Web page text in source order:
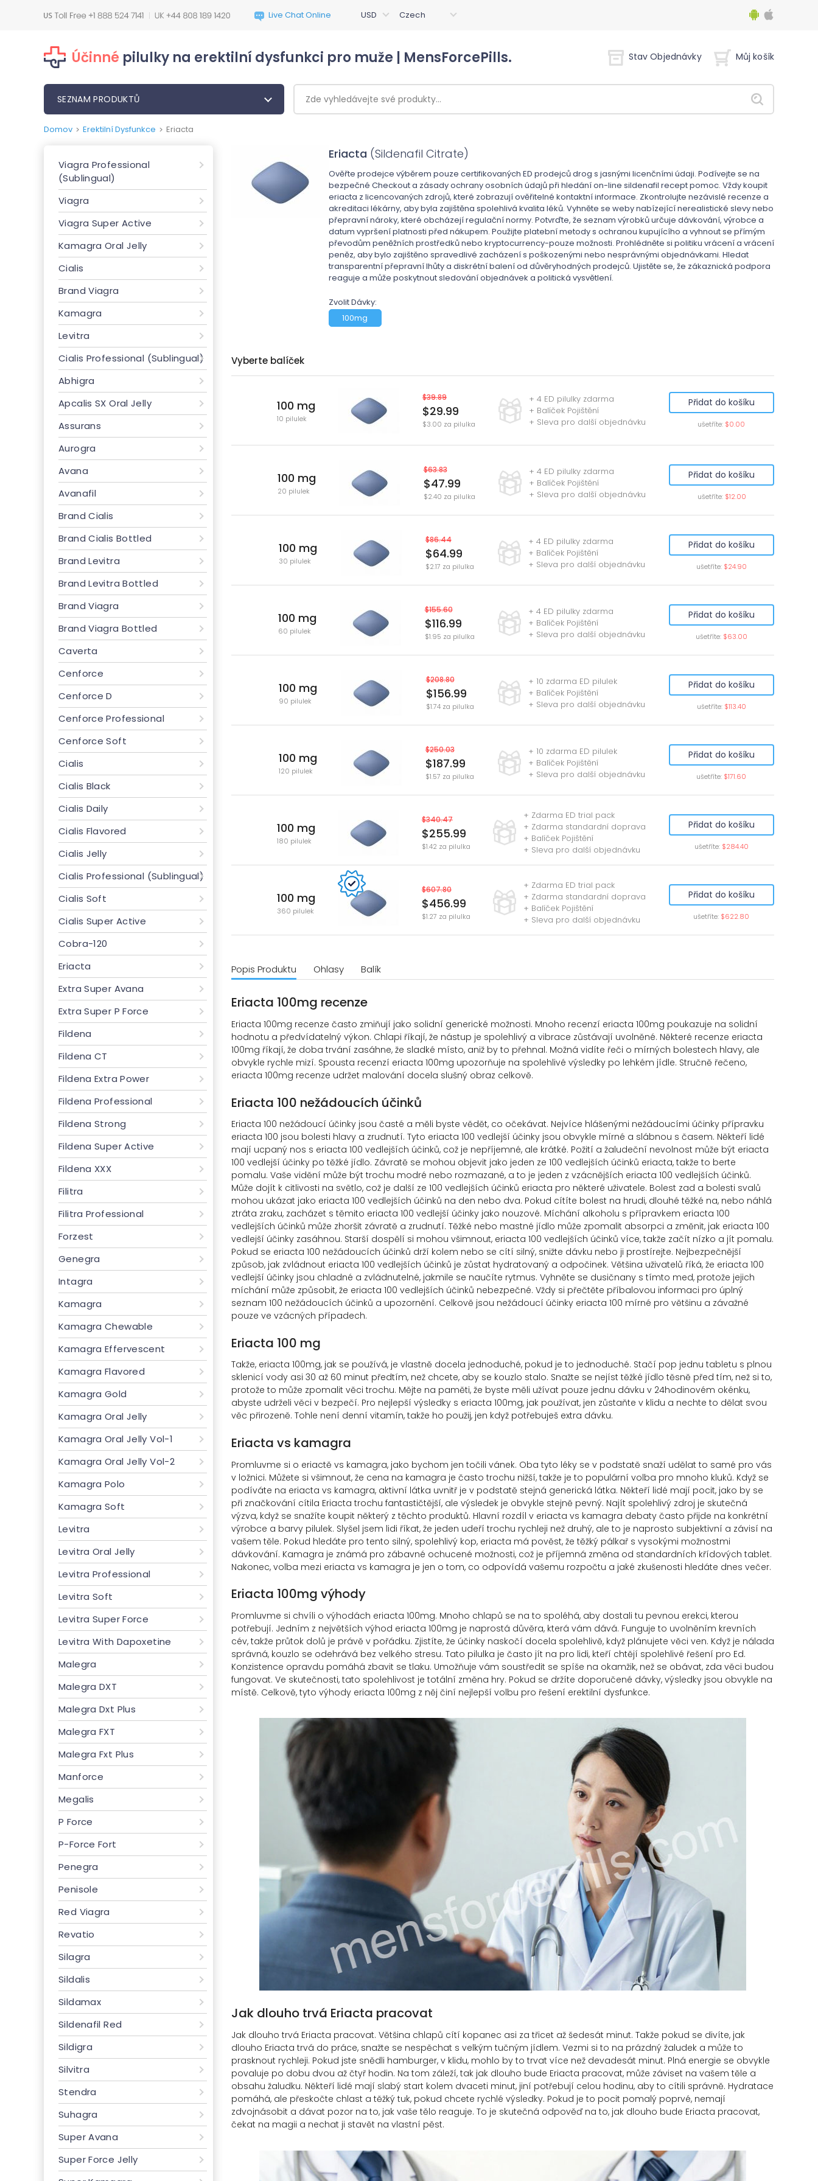
Účinné pilulky na erektilní dysfunkci pro muže | MensForcePills. Stav Objednávky Můj košík
SEZNAM PRODUKTŮ
Domov > Erektilní Dysfunkce > Eriacta
Viagra Professional
(Sublingual)
Viagra
Viagra Super Active
Kamagra Oral Jelly
Cialis
Brand Viagra
Kamagra
Levitra
Cialis Professional (Sublingual)
Abhigra
Apcalis SX Oral Jelly
Assurans
Aurogra
Avana
Avanafil
Brand Cialis
Brand Cialis Bottled
Brand Levitra
Brand Levitra Bottled
Brand Viagra
Brand Viagra Bottled
Caverta
Cenforce
Cenforce D
Cenforce Professional
Cenforce Soft
Cialis
Cialis Black
Cialis Daily
Cialis Flavored
Cialis Jelly
Cialis Professional (Sublingual)
Cialis Soft
Cialis Super Active
Cobra-120
Eriacta
Extra Super Avana
Extra Super P Force
Fildena
Fildena CT
Fildena Extra Power
Fildena Professional
Fildena Strong
Fildena Super Active
Fildena XXX
Filitra
Filitra Professional
Forzest
Genegra
Intagra
Kamagra
Kamagra Chewable
Kamagra Effervescent
Kamagra Flavored
Kamagra Gold
Kamagra Oral Jelly
Kamagra Oral Jelly Vol-1
Kamagra Oral Jelly Vol-2
Kamagra Polo
Kamagra Soft
Levitra
Levitra Oral Jelly
Levitra Professional
Levitra Soft
Levitra Super Force
Levitra With Dapoxetine
Malegra
Malegra DXT
Malegra Dxt Plus
Malegra FXT
Malegra Fxt Plus
Manforce
Megalis
P Force
P-Force Fort
Penegra
Penisole
Red Viagra
Revatio
Silagra
Sildalis
Sildamax
Sildenafil Red
Sildigra
Silvitra
Stendra
Suhagra
Super Avana
Super Force Jelly
Eriacta (Sildenafil Citrate)
Ověřte prodejce výběrem pouze certifikovaných ED prodejců drog s jasnými licenčními údaji. Podívejte se na
bezpečné Checkout a zásady ochrany osobních údajů při hledání on-line sildenafil recept pomoc. Vždy koupit
eriacta z licencovaných zdrojů, které zobrazují ověřitelné kontaktní informace. Zkontrolujte nezávislé recenze a
akreditaci lékárny, aby byla zajištěna spolehlivá kvalita léků. Vyhněte se weby nabízející nerealistické slevy nebo
přepravní nároky, které obcházejí regulační normy. Potvrďte, že seznam výrobků určuje dávkování, výrobce a
datum vypršení platnosti před nákupem. Použijte platební metody s ochranou kupujícího a vyhnout se přímým
převodům peněžních prostředků nebo kryptocurrency-pouze možnosti. Prohlédněte si politiku vrácení a vrácení
peněz, aby bylo zajištěno spravedlivé zacházení s poškozenými nebo nesprávnými objednávkami. Hledat
transparentní přepravní lhůty a diskrétní balení od důvěryhodných prodejců. Ujistěte se, že zákaznická podpora
reaguje a může poskytnout sledování objednávek a politická vysvětlení.
Zvolit Dávky:
100mg
Vyberte balíček
100 mg
10 pilulek
+ 4 ED pilulky zdarma
+ Balíček Pojištění
+ Sleva pro další objednávku
$39.89
$29.99
$3.00 za pilulka
Přidat do košíku
ušetříte: $0.00
100 mg
20 pilulek
+ 4 ED pilulky zdarma
+ Balíček Pojištění
+ Sleva pro další objednávku
$63.83
$47.99
$2.40 za pilulka
Přidat do košíku
ušetříte: $12.00
100 mg
30 pilulek
+ 4 ED pilulky zdarma
+ Balíček Pojištění
+ Sleva pro další objednávku
$86.44
$64.99
$2.17 za pilulka
Přidat do košíku
ušetříte: $24.90
100 mg
60 pilulek
+ 4 ED pilulky zdarma
+ Balíček Pojištění
+ Sleva pro další objednávku
$155.60
$116.99
$1.95 za pilulka
Přidat do košíku
ušetříte: $63.00
100 mg
90 pilulek
+ 10 zdarma ED pilulek
+ Balíček Pojištění
+ Sleva pro další objednávku
$208.80
$156.99
$1.74 za pilulka
Přidat do košíku
ušetříte: $113.40
100 mg
120 pilulek
+ 10 zdarma ED pilulek
+ Balíček Pojištění
+ Sleva pro další objednávku
$250.03
$187.99
$1.57 za pilulka
Přidat do košíku
ušetříte: $171.60
100 mg
180 pilulek
+ Zdarma ED trial pack
+ Zdarma standardní doprava
+ Balíček Pojištění
+ Sleva pro další objednávku
$340.47
$255.99
$1.42 za pilulka
Přidat do košíku
ušetříte: $284.40
100 mg
360 pilulek
+ Zdarma ED trial pack
+ Zdarma standardní doprava
+ Balíček Pojištění
+ Sleva pro další objednávku
$607.80
$456.99
$1.27 za pilulka
Přidat do košíku
ušetříte: $622.80
Popis Produktu Ohlasy Balík
Eriacta 100mg recenze
Eriacta 100mg recenze často zmiňují jako solidní generické možnosti. Mnoho recenzí eriacta 100mg poukazuje na solidní
hodnotu a předvídatelný výkon. Chlapi říkají, že nástup je spolehlivý a vibrace zůstávají uvolněné. Některé recenze eriacta
100mg říkají, že doba trvání zasáhne, že sladké místo, aniž by to přehnal. Možná vidíte řeči o mírných bolestech hlavy, ale
obvykle rychle mizí. Spousta recenzí eriacta 100mg upozorňuje na spolehlivé výsledky po lehkém jídle. Stručně řečeno,
eriacta 100mg recenze udržet malování docela slušný obraz celkově.
Eriacta 100 nežádoucích účinků
Eriacta 100 nežádoucí účinky jsou časté a měli byste vědět, co očekávat. Nejvíce hlášenými nežádoucími účinky přípravku
eriacta 100 jsou bolesti hlavy a zrudnutí. Tyto eriacta 100 vedlejší účinky jsou obvykle mírné a slábnou s časem. Někteří lidé
mají ucpaný nos s eriacta 100 vedlejších účinků, což je nepříjemné, ale krátké. Požití a žaludeční nevolnost může být eriacta
100 vedlejší účinky po těžké jídlo. Závratě se mohou objevit jako jeden ze 100 vedlejších účinků eriacta, takže to berte
pomalu. Vaše vidění může být trochu modré nebo rozmazané, a to je jeden z vzácnějších eriacta 100 vedlejších účinků.
Může dojít k citlivosti na světlo, což je další ze 100 vedlejších účinků eriacta pro některé uživatele. Bolest zad a bolesti svalů
mohou ukázat jako eriacta 100 vedlejších účinků na den nebo dva. Pokud cítíte bolest na hrudi, dlouhé těžké na, nebo náhlá
ztráta zraku, zacházet s těmito eriacta 100 vedlejší účinky jako nouzové. Míchání alkoholu s přípravkem eriacta 100
vedlejších účinků může zhoršit závratě a zrudnutí. Těžké nebo mastné jídlo může zpomalit absorpci a změnit, jak eriacta 100
vedlejší účinky zasáhnou. Starší dospělí si mohou všimnout, eriacta 100 vedlejších účinků více, takže začít nízko a jít pomalu.
Pokud se eriacta 100 nežádoucích účinků drží kolem nebo se cítí silný, snižte dávku nebo ji prostírejte. Nejbezpečnější
způsob, jak zvládnout eriacta 100 vedlejších účinků je zůstat hydratovaný a odpočinek. Většina uživatelů říká, že eriacta 100
vedlejší účinky jsou chladné a zvládnutelné, jakmile se naučíte rytmus. Vyhněte se dusičnany s tímto med, protože jejich
míchání může způsobit, že eriacta 100 vedlejších účinků nebezpečné. Vždy si přečtěte příbalovou informaci pro úplný
seznam 100 nežádoucích účinků a upozornění. Celkově jsou nežádoucí účinky eriacta 100 mírné pro většinu a závažné
pouze ve vzácných případech.
Eriacta 100 mg
Takže, eriacta 100mg, jak se používá, je vlastně docela jednoduché, pokud je to jednoduché. Stačí pop jednu tabletu s plnou
sklenicí vody asi 30 až 60 minut předtím, než chcete, aby se kouzlo stalo. Snažte se nejíst těžké jídlo těsně před tím, než si to,
protože to může zpomalit věci trochu. Mějte na paměti, že byste měli užívat pouze jednu dávku v 24hodinovém okénku,
abyste udrželi věci v bezpečí. Pro nejlepší výsledky s eriacta 100mg, jak používat, jen zůstaňte v klidu a nechte to dělat svou
věc přirozeně. Tohle není denní vitamín, takže ho použij, jen když potřebuješ extra dávku.
Eriacta vs kamagra
Promluvme si o eriactě vs kamagra, jako bychom jen točili vánek. Oba tyto léky se v podstatě snaží udělat to samé pro vás
v ložnici. Můžete si všimnout, že cena na kamagra je často trochu nižší, takže je to populární volba pro mnoho kluků. Když se
podíváte na eriacta vs kamagra, aktivní látka uvnitř je v podstatě stejná generická látka. Někteří lidé mají pocit, jako by se
při značkování cítila Eriacta trochu fantastičtější, ale výsledek je obvykle stejně pevný. Najít spolehlivý zdroj je skutečná
výzva, když se snažíte koupit některý z těchto produktů. Hlavní rozdíl v eriacta vs kamagra debaty často přijde na konkrétní
výrobce a barvy pilulek. Slyšel jsem lidi říkat, že jeden udeří trochu rychleji než druhý, ale to je naprosto subjektivní a závisí na
vašem těle. Pokud hledáte pro tento silný, spolehlivý kop, eriacta má pověst, že těžký pálkař s vysokými možnostmi
dávkování. Kamagra je známá pro zábavné ochucené možnosti, což je příjemná změna od standardních křídových tablet.
Nakonec, volba mezi eriacta vs kamagra je jen o tom, co odpovídá vašemu rozpočtu a jaké zkušenosti hledáte dnes večer.
Eriacta 100mg výhody
Promluvme si chvíli o výhodách eriacta 100mg. Mnoho chlapů se na to spoléhá, aby dostali tu pevnou erekci, kterou
potřebují. Jedním z největších výhod eriacta 100mg je naprostá důvěra, která vám dává. Funguje to uvolněním krevních
cév, takže průtok dolů je právě v pořádku. Zjistíte, že účinky naskočí docela spolehlivě, když plánujete věci ven. Když je nálada
správná, kouzlo se odehrává bez velkého stresu. Tato pilulka je často jít na pro lidi, kteří chtějí spolehlivé řešení pro Ed.
Konzistence opravdu pomáhá zbavit se tlaku. Umožňuje vám soustředit se spíše na okamžik, než se obávat, zda věci budou
fungovat. Ve skutečnosti, tato spolehlivost je totální změna hry. Pokud se držíte doporučené dávky, výsledky jsou obvykle na
místě. Celkově, tyto výhody eriacta 100mg z něj činí nejlepší volbu pro řešení erektilní dysfunkce.
Jak dlouho trvá Eriacta pracovat
Jak dlouho trvá Eriacta pracovat. Většina chlapů cítí kopanec asi za třicet až šedesát minut. Takže pokud se divíte, jak
dlouho Eriacta trvá do práce, snažte se nespěchat s velkým tučným jídlem. Vezmi si to na prázdný žaludek a může to
prasknout rychleji. Pokud jste snědli hamburger, v klidu, mohlo by to trvat více než devadesát minut. Plná energie se obvykle
povaluje po dobu dvou až čtyř hodin. Na tom záleží, tak jak dlouho bude Eriacta pracovat, může záviset na vašem těle a
obsahu žaludku. Někteří lidé mají slabý start kolem dvaceti minut, jiní potřebují celou hodinu, aby to cítili správně. Hydratace
pomáhá, ale přeskočte chlast a těžký tuk, pokud chcete rychlé výsledky. Pokud je to pocit pomalý poprvé, nemají
zdvojnásobit a dávat pozor na to, jak vaše tělo reaguje. To je skutečná odpověď na to, jak dlouho bude Eriacta pracovat,
čekat na magii a nechat ji stavět na vlastní pěst.